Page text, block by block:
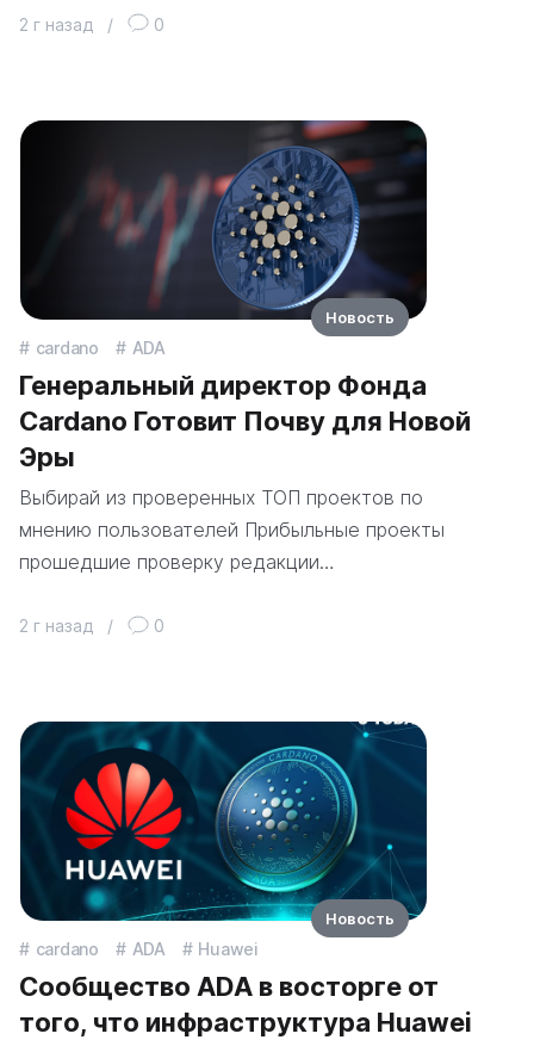
2 г назад / 0
cardano ADA
Генеральный директор Фонда
Cardano Готовит Почву для Новой
Эры
Выбирай из проверенных ТОП проектов по
мнению пользователей Прибыльные проекты
прошедшие проверку редакции…
2 г назад / 0
Новость
cardano ADA Huawei
Сообщество ADA в восторге от
того, что инфраструктура Huawei
Новость